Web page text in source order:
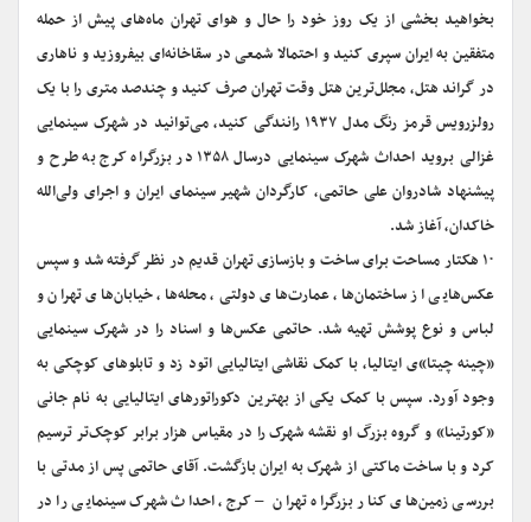
بخواهید بخشی از یک روز خود را حال و هوای تهران ماه‌های پیش از حمله
متفقین به ایران سپری کنید و احتمالا شمعی در سقاخانه‌ای بیفروزید و ناهاری
در گراند هتل، مجلل‌ترین هتل وقت تهران صرف کنید و چندصد متری را با یک
رولزرویس قرمز رنگ مدل ۱۹۳۷ رانندگی کنید، می‌توانید در شهرک سینمایی
غزالی بروید احداث شهرک سینمایی درسال ۱۳۵۸ در بزرگراه کرج به طرح و
پیشنهاد شادروان علی حاتمی‌، کارگردان شهیر سینمای ایران‌ و اجرای ولی‌الله
خاکدان، آغاز شد‌‌.
۱۰ هکتار مساحت برای ساخت و بازسازی تهران قدیم در نظر گرفته شد و سپس
عکس‌هایی از ساختمان‌ها، عمارت‌های دولتی‌، محله‌ها، خیابان‌های تهران و
لباس و نوع پوشش تهیه شد. حاتمی عکس‌ها و اسناد را در شهرک سینمایی
«چینه چیتا»ی ایتالیا، با کمک نقاشی ایتالیایی اتود زد و تابلوهای کوچکی به
وجود آورد. سپس با کمک یکی از بهترین دکوراتورهای ایتالیایی به نام جانی
«کورتینا» و گروه بزرگ او نقشه شهرک را در مقیاس هزار برابر کوچک‌تر ترسیم
کرد و با ساخت ماکتی از شهرک به ایران بازگشت. آقای حاتمی پس از مدتی با
بررسی زمین‌های کنار بزرگراه تهران – کرج‌، احداث شهرک سینمایی را در